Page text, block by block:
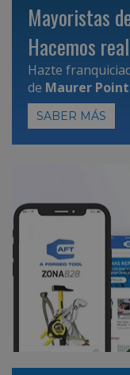
Mayoristas
Hacemos
Hazte
de Maurer Point
SABER MÁS